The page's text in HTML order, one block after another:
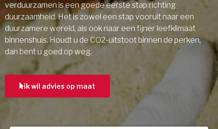
verduurzamen is een goede eerste stap richting
duurzaamheid. Het is zowel een stap vooruit naar een
duurzamere wereld, als ook naar een fijner leefklimaat
binnenshuis. Houdt u de CO2-uitstoot binnen de perken,
dan bent u goed op weg.
ik wil advies op maat